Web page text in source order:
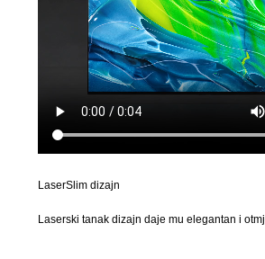
LaserSlim dizajn
Laserski tanak dizajn daje mu elegantan i